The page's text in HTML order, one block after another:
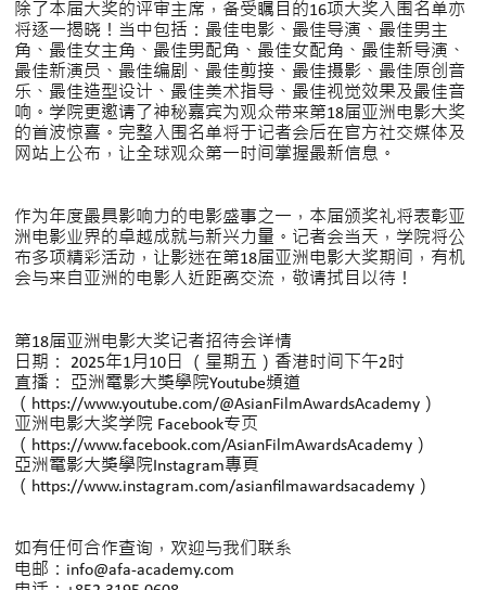
除了本届大奖的评审主席，备受瞩目的16项大奖入围名单亦
将逐一揭晓！当中包括：最佳电影、最佳导演、最佳男主
角、最佳女主角、最佳男配角、最佳女配角、最佳新导演、
最佳新演员、最佳编剧、最佳剪接、最佳摄影、最佳原创音
乐、最佳造型设计、最佳美术指导、最佳视觉效果及最佳音
响。学院更邀请了神秘嘉宾为观众带来第18届亚洲电影大奖
的首波惊喜。完整入围名单将于记者会后在官方社交媒体及
网站上公布，让全球观众第一时间掌握最新信息。
作为年度最具影响力的电影盛事之一，本届颁奖礼将表彰亚
洲电影业界的卓越成就与新兴力量。记者会当天，学院将公
布多项精彩活动，让影迷在第18届亚洲电影大奖期间，有机
会与来自亚洲的电影人近距离交流，敬请拭目以待！
第18届亚洲电影大奖记者招待会详情
日期： 2025年1月10日 （星期五）香港时间下午2时
直播： 亞洲電影大獎學院Youtube頻道
（https://www.youtube.com/@AsianFilmAwardsAcademy）
亚洲电影大奖学院 Facebook专页
（https://www.facebook.com/AsianFilmAwardsAcademy）
亞洲電影大獎學院Instagram專頁
（https://www.instagram.com/asianfilmawardsacademy）
如有任何合作查询，欢迎与我们联系
电邮：info@afa-academy.com